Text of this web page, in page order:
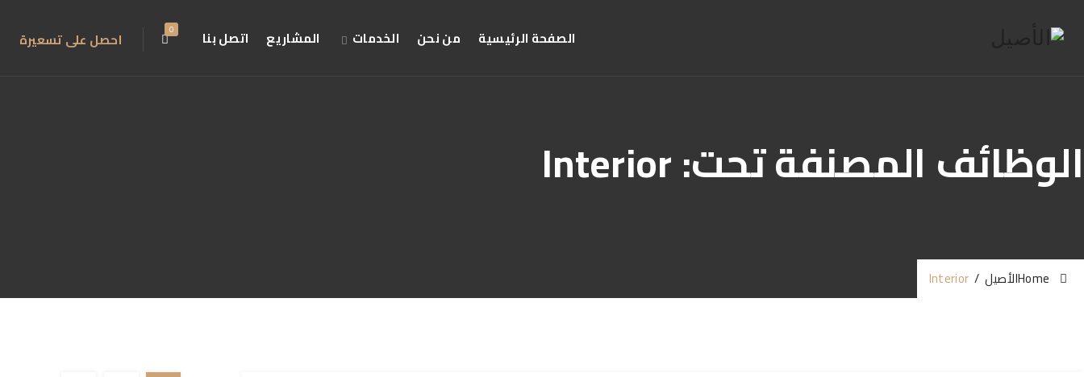
احصل على تسعيرة 0 الصفحة الرئيسية من نحن الخدمات المشاريع اتصل بنا
الوظائف المصنفة تحت:Interior
الأصيل /
Interior